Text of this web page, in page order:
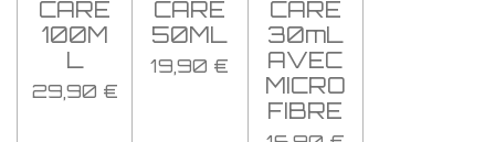
CARE
100M
L
29,90 €
CARE
50ML
19,90 €
CARE
30mL
AVEC
MICRO
FIBRE